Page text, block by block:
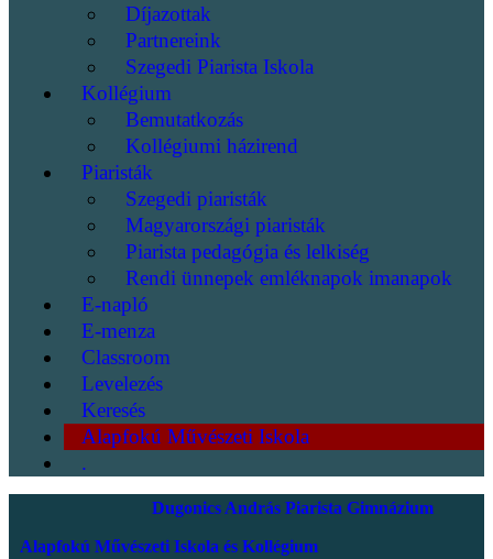
Díjazottak
Partnereink
Szegedi Piarista Iskola
Kollégium
Bemutatkozás
Kollégiumi házirend
Piaristák
Szegedi piaristák
Magyarországi piaristák
Piarista pedagógia és lelkiség
Rendi ünnepek emléknapok imanapok
E-napló
E-menza
Classroom
Levelezés
Keresés
Alapfokú Művészeti Iskola
.
Dugonics András Piarista Gimnázium
Alapfokú Művészeti Iskola és Kollégium